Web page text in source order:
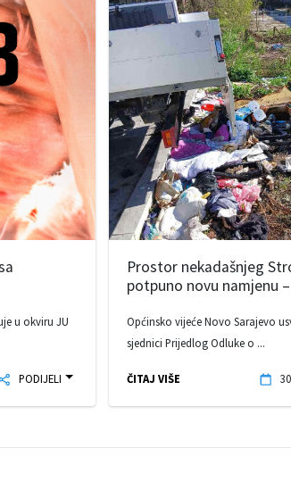
u okviru JU
PODIJELI
Prostor nekadašnjeg
potpuno novu namjenu –
Općinsko vijeće Novo Sarajevo
sjednici Prijedlog Odluke o ...
ČITAJ VIŠE